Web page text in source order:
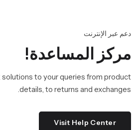
دعم عبر الإنترنت
مركز المساعدة!
solutions to your queries from product
details, to returns and exchanges.
Visit Help Center